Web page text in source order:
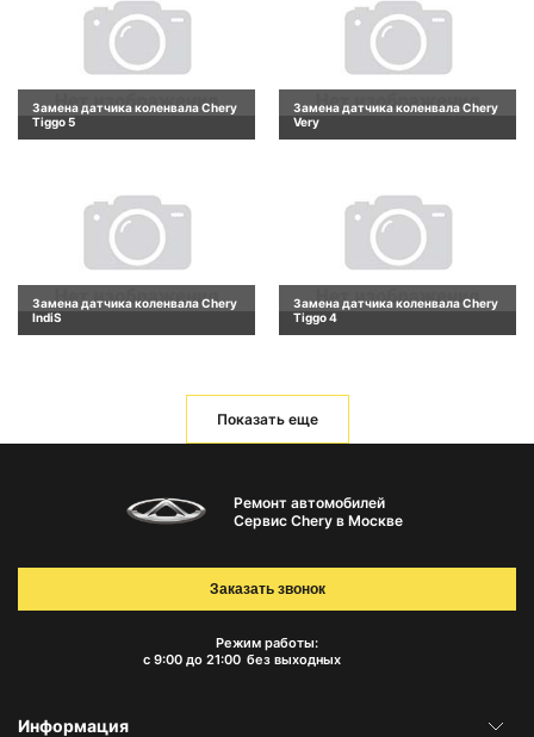
Замена датчика коленвала Chery
Tiggo 5
Замена датчика коленвала Chery
Very
Замена датчика коленвала Chery
IndiS
Замена датчика коленвала Chery
Tiggo 4
Показать еще
Ремонт автомобилей
Сервис Chery в Москве
Режим работы:
с 9:00 до 21:00 без выходных
Заказать звонок
Информация